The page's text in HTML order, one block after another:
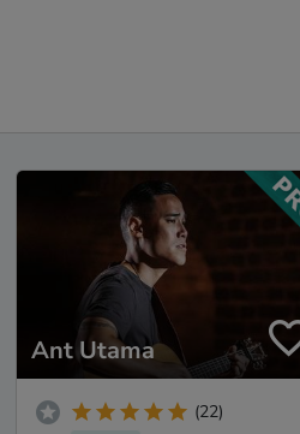
Ant Utama
(22)